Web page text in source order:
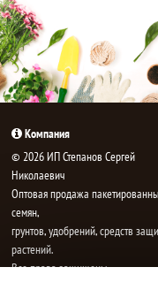
Компания
© 2026 ИП Степанов Сергей
Николаевич
Oптовая продажа
семян,
грунтов, удобрений, средств
растений.
Все права защищены.